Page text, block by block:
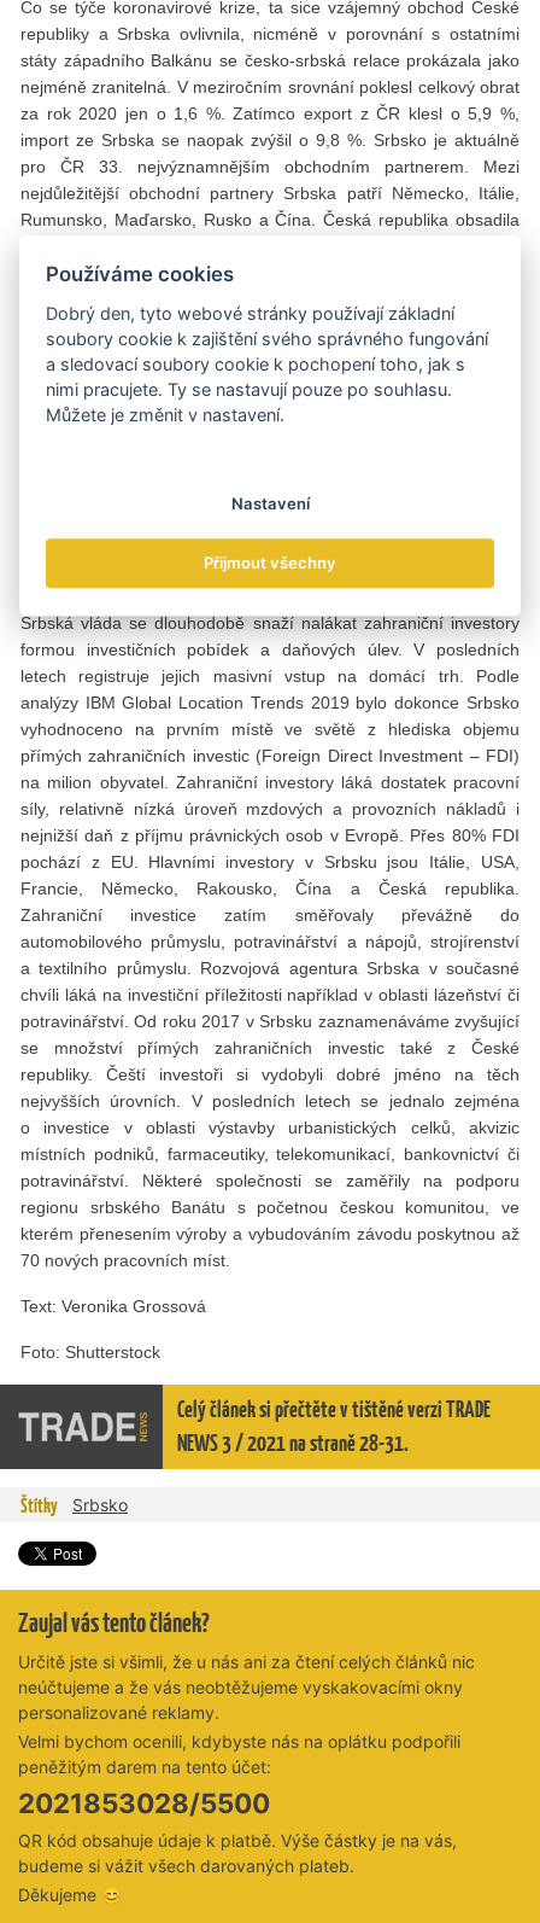
Co se týče koronavirové krize, ta sice vzájemný obchod České
republiky a Srbska ovlivnila, nicméně v porovnání s ostatními
státy západního Balkánu se česko-srbská relace prokázala jako
nejméně zranitelná. V meziročním srovnání poklesl celkový obrat
za rok 2020 jen o 1,6 %. Zatímco export z ČR klesl o 5,9 %,
import ze Srbska se naopak zvýšil o 9,8 %. Srbsko je aktuálně
pro ČR 33. nejvýznamnějším obchodním partnerem. Mezi
nejdůležitější obchodní partnery Srbska patří Německo, Itálie,
Rumunsko, Maďarsko, Rusko a Čína. Česká republika obsadila
zařízení, přístroje a spotřebiče, silniční vozidla, zařízení pro
telekomunikaci a prostředky k automatizovanému zpracování
dat. V importu ze Srbska dominují hlavně izolované dráty
a kabely, sedadla a elektrické přístroje.
druhotná platební neschopnost či poměrně vysoká míra korupce,
Srbsko umístilo na 44. pozici.
Srbská vláda se dlouhodobě snaží nalákat zahraniční investory
formou investičních pobídek a daňových úlev. V posledních
letech registruje jejich masivní vstup na domácí trh. Podle
analýzy IBM Global Location Trends 2019 bylo dokonce Srbsko
vyhodnoceno na prvním místě ve světě z hlediska objemu
přímých zahraničních investic (Foreign Direct Investment – FDI)
na milion obyvatel. Zahraniční investory láká dostatek pracovní
síly, relativně nízká úroveň mzdových a provozních nákladů i
nejnižší daň z příjmu právnických osob v Evropě. Přes 80% FDI
pochází z EU. Hlavními investory v Srbsku jsou Itálie, USA,
Francie, Německo, Rakousko, Čína a Česká republika.
Zahraniční investice zatím směřovaly převážně do
automobilového průmyslu, potravinářství a nápojů, strojírenství
a textilního průmyslu. Rozvojová agentura Srbska v současné
chvíli láká na investiční příležitosti například v oblasti lázeňství či
potravinářství. Od roku 2017 v Srbsku zaznamenáváme zvyšující
se množství přímých zahraničních investic také z České
republiky. Čeští investoři si vydobyli dobré jméno na těch
nejvyšších úrovních. V posledních letech se jednalo zejména
o investice v oblasti výstavby urbanistických celků, akvizic
místních podniků, farmaceutiky, telekomunikací, bankovnictví či
potravinářství. Některé společnosti se zaměřily na podporu
regionu srbského Banátu s početnou českou komunitou, ve
kterém přenesením výroby a vybudováním závodu poskytnou až
70 nových pracovních míst.
Text: Veronika Grossová
Foto: Shutterstock
Celý článek si přečtěte v tištěné verzi TRADE
NEWS 3 / 2021 na straně 28-31.
Štítky Srbsko
Zaujal vás tento článek?
Určitě jste si všimli, že u nás ani za čtení celých článků nic
neúčtujeme a že vás neobtěžujeme vyskakovacími okny
personalizované reklamy.
Velmi bychom ocenili, kdybyste nás na oplátku podpořili
peněžitým darem na tento účet:
2021853028/5500
QR kód obsahuje údaje k platbě. Výše částky je na vás,
budeme si vážit všech darovaných plateb.
Děkujeme 😊
Používáme cookies
Dobrý den, tyto webové stránky používají základní
soubory cookie k zajištění svého správného fungování
a sledovací soubory cookie k pochopení toho, jak s
nimi pracujete. Ty se nastavují pouze po souhlasu.
Můžete je změnit v nastavení.
Nastavení
Přijmout všechny